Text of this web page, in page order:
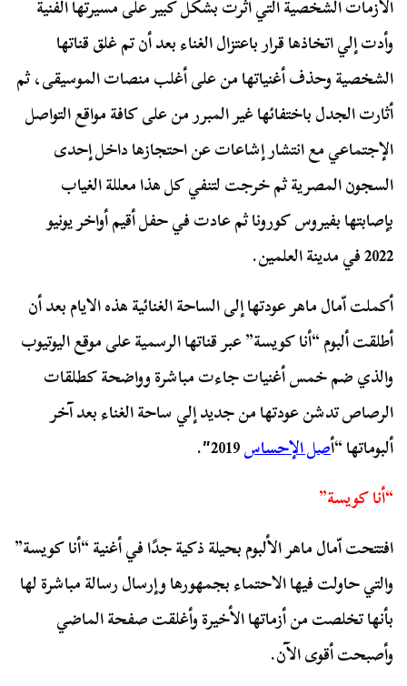
الأزمات الشخصية التي أثرت بشكل كبير على مسيرتها الفنية
وأدت إلي اتخاذها قرار باعتزال الغناء بعد أن تم غلق قناتها
الشخصية وحذف أغنياتها من على أغلب منصات الموسيقى، ثم
أثارت الجدل باختفائها غير المبرر من على كافة مواقع التواصل
الإجتماعي مع انتشار إشاعات عن احتجازها داخل إحدى
السجون المصرية ثم خرجت لتنفي كل هذا معللة الغياب
بإصابتها بفيروس كورونا ثم عادت في حفل أقيم أواخر يونيو
2022 في مدينة العلمين.
أكملت اّمال ماهر عودتها إلى الساحة الغنائية هذه الايام بعد أن
أطلقت ألبوم “أنا كويسة” عبر قناتها الرسمية على موقع اليوتيوب
والذي ضم خمس أغنيات جاءت مباشرة وواضحة كطلقات
الرصاص تدشن عودتها من جديد إلي ساحة الغناء بعد آخر
ألبوماتها “أصل الإحساس2019″.
“أنا كويسة”
افتتحت اّمال ماهر الألبوم بحيلة ذكية جدًا في أغنية “أنا كويسة”
والتي حاولت فيها الاحتماء بجمهورها وإرسال رسالة مباشرة لها
بأنها تخلصت من أزماتها الأخيرة وأغلقت صفحة الماضي
وأصبحت أقوى الآن.